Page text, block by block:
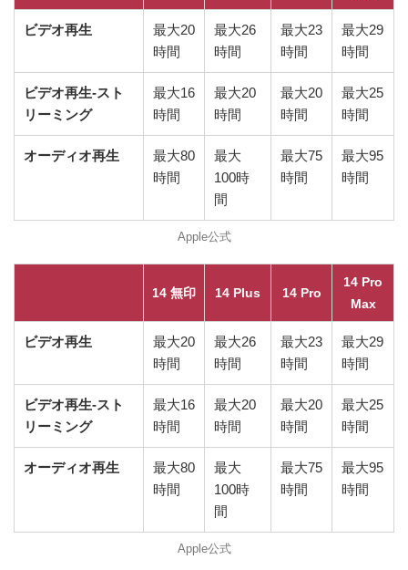
ビデオ再生
最大20
時間
最大26
時間
最大23
時間
最大29
時間
ビデオ再生-スト
リーミング
最大16
時間
最大20
時間
最大20
時間
最大25
時間
オーディオ再生
最大80
時間
最大
100時
間
最大75
時間
最大95
時間
Apple公式
14 無印 14 Plus 14 Pro
14 Pro
Max
ビデオ再生
最大20
時間
最大26
時間
最大23
時間
最大29
時間
ビデオ再生-スト
リーミング
最大16
時間
最大20
時間
最大20
時間
最大25
時間
オーディオ再生
最大80
時間
最大
100時
間
最大75
時間
最大95
時間
Apple公式